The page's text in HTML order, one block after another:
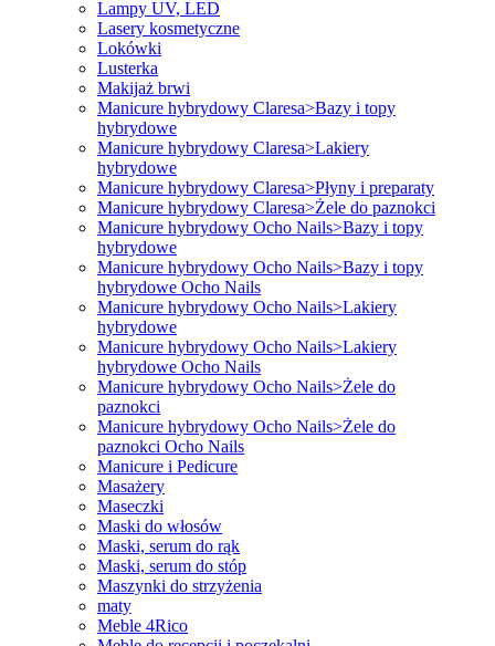
Lampy UV, LED
Lasery kosmetyczne
Lokówki
Lusterka
Makijaż brwi
Manicure hybrydowy Claresa>Bazy i topy
hybrydowe
Manicure hybrydowy Claresa>Lakiery
hybrydowe
Manicure hybrydowy Claresa>Płyny i preparaty
Manicure hybrydowy Claresa>Żele do paznokci
Manicure hybrydowy Ocho Nails>Bazy i topy
hybrydowe
Manicure hybrydowy Ocho Nails>Bazy i topy
hybrydowe Ocho Nails
Manicure hybrydowy Ocho Nails>Lakiery
hybrydowe
Manicure hybrydowy Ocho Nails>Lakiery
hybrydowe Ocho Nails
Manicure hybrydowy Ocho Nails>Żele do
paznokci
Manicure hybrydowy Ocho Nails>Żele do
paznokci Ocho Nails
Manicure i Pedicure
Masażery
Maseczki
Maski do włosów
Maski, serum do rąk
Maski, serum do stóp
Maszynki do strzyżenia
maty
Meble 4Rico